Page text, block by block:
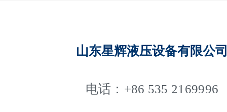
山东星辉液压设备有限公
电话：+86 535 2169996